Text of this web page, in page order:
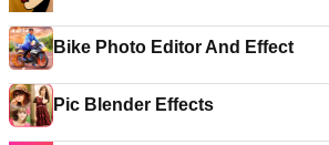
Bike Photo Editor And Effect
Pic Blender Effects